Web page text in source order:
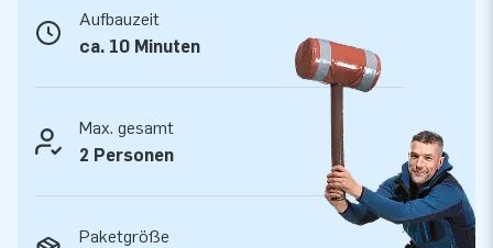
Designern, Entwicklern und Logistikern bieten einzigartige
aufblasbare Attraktionen auf großartige Weise! Kunden
können sich auf unseren professionellen Service und die
Lieferung verlassen. Sie nennen uns auch " creators of
greatness".
Aufbauzeit
ca. 10 Minuten
Max. gesamt
2 Personen
Paketgröße